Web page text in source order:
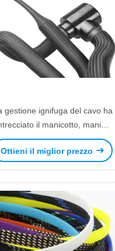
gestione ignifuga del cavo ha
il manicotto, manica
del filo intrecciato
Ottieni il miglior prezzo